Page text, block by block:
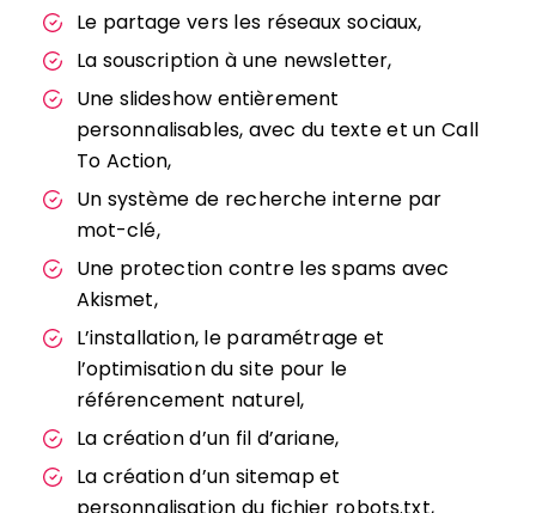
Le partage vers les réseaux sociaux,
La souscription à une newsletter,
Une slideshow entièrement
personnalisables, avec du texte et un Call
To Action,
Un système de recherche interne par
mot-clé,
Une protection contre les spams avec
Akismet,
L’installation, le paramétrage et
l’optimisation du site pour le
référencement naturel,
La création d’un fil d’ariane,
La création d’un sitemap et
personnalisation du fichier robots.txt,